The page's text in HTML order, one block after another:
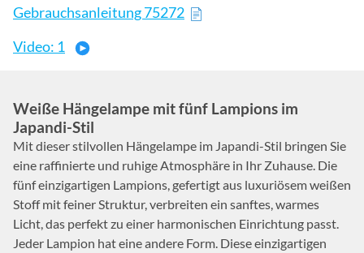
Gebrauchsanleitung 75272
Video: 1
Weiße Hängelampe mit fünf Lampions im
Japandi-Stil
Mit dieser stilvollen Hängelampe im Japandi-Stil bringen Sie
eine raffinierte und ruhige Atmosphäre in Ihr Zuhause. Die
fünf einzigartigen Lampions, gefertigt aus luxuriösem weißen
Stoff mit feiner Struktur, verbreiten ein sanftes, warmes
Licht, das perfekt zu einer harmonischen Einrichtung passt.
Jeder Lampion hat eine andere Form. Diese einzigartigen